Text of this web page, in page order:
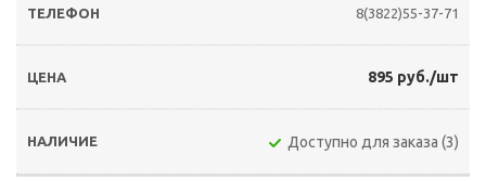
8(3822)55-37-71
895 руб./шт
Доступно для заказа (3)